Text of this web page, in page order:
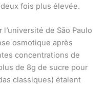
fois plus élevée.
de São Paulo
osmotique après
concentrations de
de 8g de sucre pour
classiques) étaient